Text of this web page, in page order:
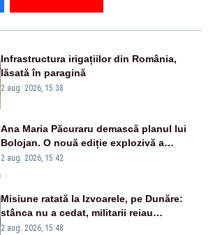
Infrastructura irigațiilor din România,
lăsată în paragină
2 aug. 2026, 15:38
Ana Maria Păcuraru demască planul lui
Bolojan. O nouă ediție explozivă a
emisiunii „Miza Zilei” la Realitatea PLUS
2 aug. 2026, 15:42
Misiune ratată la Izvoarele, pe Dunăre:
stânca nu a cedat, militarii reiau
detonările luni – VIDEO
2 aug. 2026, 15:48